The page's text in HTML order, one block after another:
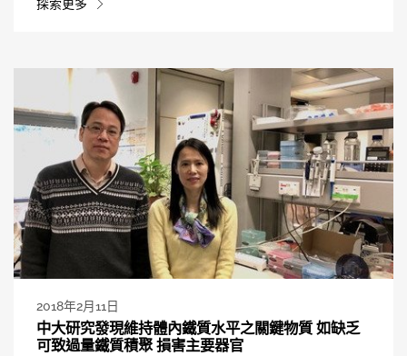
探索更多
2018年2月11日
中大研究發現維持體內鐵質水平之關鍵物質 如缺乏
可致過量鐵質積聚 損害主要器官